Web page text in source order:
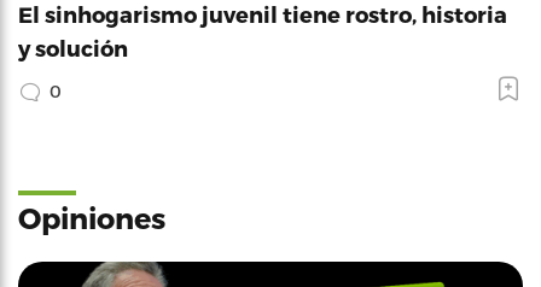
El sinhogarismo juvenil tiene rostro, historia
y solución
0
Opiniones